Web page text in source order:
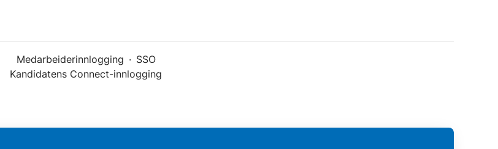
Medarbeiderinnlogging · SSO
Kandidatens Connect-innlogging